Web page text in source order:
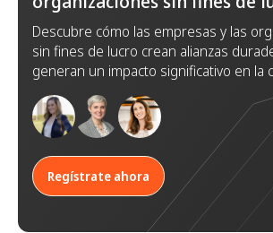
lograr un impacto duradero
Descubre cómo las empresas y las
sin fines de lucro crean alianzas
generan un impacto significativo en la
través de la confianza, la colaboración
compartidos.
Regístrate ahora